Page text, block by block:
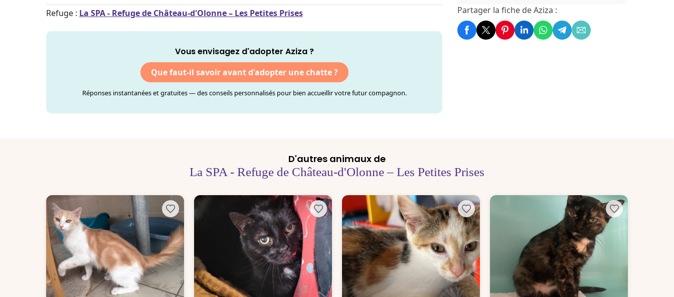
Refuge : La SPA - Refuge de Château-d'Olonne – Les Petites Prises
Vous envisagez d'adopter Aziza ?
Que faut-il savoir avant d'adopter une chatte ?
Réponses instantanées et gratuites — des conseils personnalisés pour bien accueillir votre futur compagnon.
Partager la fiche de Aziza :
D'autres animaux de
La SPA - Refuge de Château-d'Olonne – Les Petites Prises